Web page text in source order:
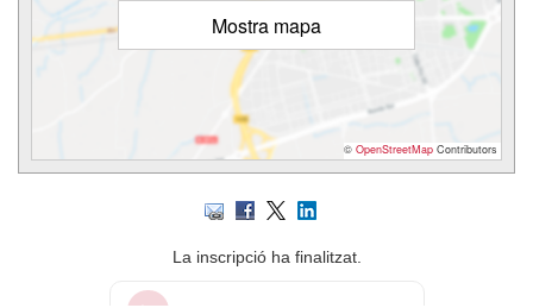
Mostra mapa
© OpenStreetMap Contributors
La inscripció ha finalitzat.